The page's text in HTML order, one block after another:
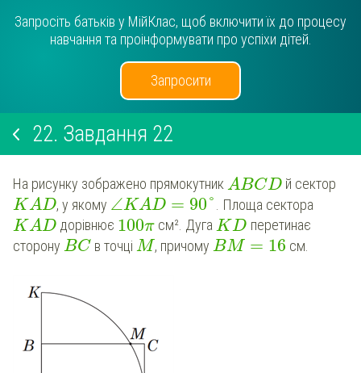
Запросіть батьків у МійКлас, щоб включити їх до процесу
навчання та проінформувати про успіхи дітей.
Запросити
22. Завдання 22
На рисунку зображено прямокутникABCD й сектор
KAD, у якому ∠KAD = 90°
. Площа сектора
KAD дорівнює 100π см². ДугаKD перетинає
сторону BC в точці M, причому BM = 16 см.